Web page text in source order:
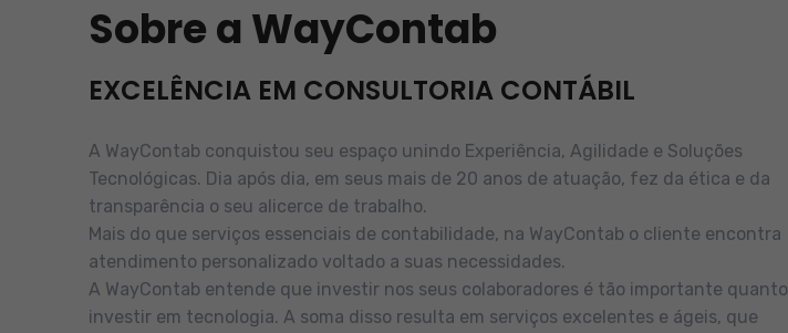
Sobre a WayContab
EXCELÊNCIA EM CONSULTORIA CONTÁBIL
A WayContab conquistou seu espaço unindo Experiência, Agilidade e Soluções
Tecnológicas. Dia após dia, em seus mais de 20 anos de atuação, fez da ética e da
transparência o seu alicerce de trabalho.
Mais do que serviços essenciais de contabilidade, na WayContab o cliente encontra
atendimento personalizado voltado a suas necessidades.
A WayContab entende que investir nos seus colaboradores é tão importante quanto
investir em tecnologia. A soma disso resulta em serviços excelentes e ágeis, que